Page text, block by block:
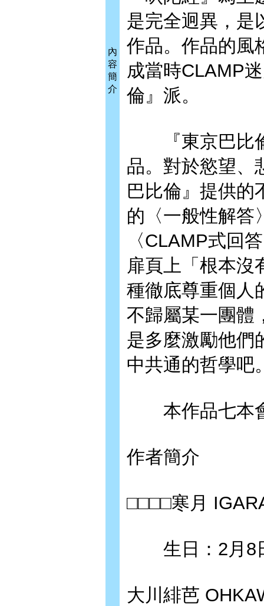
內
容
簡
介
是完全迥異，是
作品。作品的風
成當時CLAMP
倫』派。
『東京巴比倫
品。對於慾望、
巴比倫』提供的
的〈一般性解答
〈CLAMP式回
扉頁上「根本沒
種徹底尊重個人
不歸屬某一團體
是多麼激勵他們
中共通的哲學吧
本作品七本會
作者簡介
□□□□寒月
生日：2月8
大川緋芭